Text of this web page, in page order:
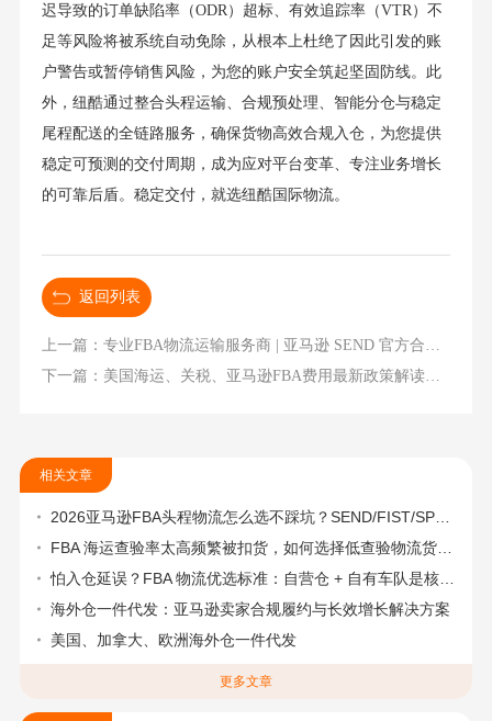
迟导致的订单缺陷率（ODR）超标、有效追踪率（VTR）不
足等风险将被系统自动免除，从根本上杜绝了因此引发的账
户警告或暂停销售风险，为您的账户安全筑起坚固防线。此
外，纽酷通过整合头程运输、合规预处理、智能分仓与稳定
尾程配送的全链路服务，确保货物高效合规入仓，为您提供
稳定可预测的交付周期，成为应对平台变革、专注业务增长
的可靠后盾。稳定交付，就选纽酷国际物流。
返回列表
上一篇：专业FBA物流运输服务商 | 亚马逊 SEND 官方合作伙伴纽酷国际物流
下一篇：美国海运、关税、亚马逊FBA费用最新政策解读与应对策略（2026版）
相关文章
2026亚马逊FBA头程物流怎么选不踩坑？SEND/FIST/SPN官方认证物流商，只有这家敢承诺“准达率第一”
FBA 海运查验率太高频繁被扣货，如何选择低查验物流货代？
怕入仓延误？FBA 物流优选标准：自营仓 + 自有车队是核心硬指标
海外仓一件代发：亚马逊卖家合规履约与长效增长解决方案
美国、加拿大、欧洲海外仓一件代发
更多文章